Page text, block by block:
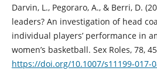
Darvin, L., Pegoraro, A., & Berri, D.
leaders? An investigation of head
individual players’ performance in
women’s basketball. Sex Roles, 78,
https://doi.org/10.1007/s11199-017-